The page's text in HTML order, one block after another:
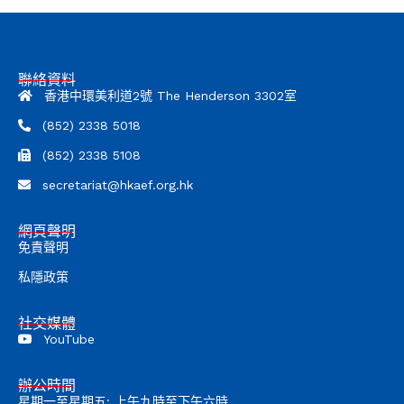
聯絡資料
香港中環美利道2號 The Henderson 3302室
(852) 2338 5018
(852) 2338 5108
secretariat@hkaef.org.hk
網頁聲明
免責聲明
私隱政策
社交媒體
YouTube
辦公時間